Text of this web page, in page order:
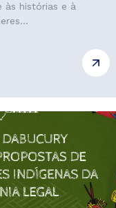
às histórias e à